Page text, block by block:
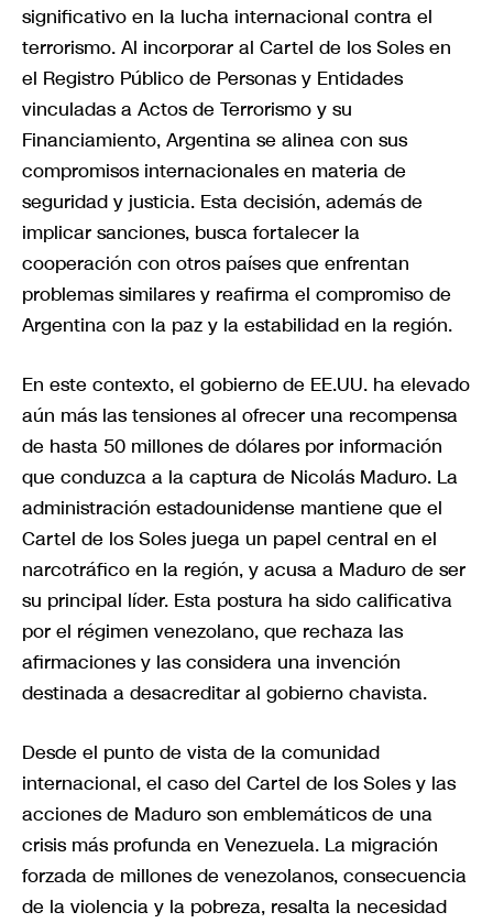
significativo en la lucha internacional contra el
terrorismo. Al incorporar al Cartel de los Soles en
el Registro Público de Personas y Entidades
vinculadas a Actos de Terrorismo y su
Financiamiento, Argentina se alinea con sus
compromisos internacionales en materia de
seguridad y justicia. Esta decisión, además de
implicar sanciones, busca fortalecer la
cooperación con otros países que enfrentan
problemas similares y reafirma el compromiso de
Argentina con la paz y la estabilidad en la región.
En este contexto, el gobierno de EE.UU. ha elevado
aún más las tensiones al ofrecer una recompensa
de hasta 50 millones de dólares por información
que conduzca a la captura de Nicolás Maduro. La
administración estadounidense mantiene que el
Cartel de los Soles juega un papel central en el
narcotráfico en la región, y acusa a Maduro de ser
su principal líder. Esta postura ha sido calificativa
por el régimen venezolano, que rechaza las
afirmaciones y las considera una invención
destinada a desacreditar al gobierno chavista.
Desde el punto de vista de la comunidad
internacional, el caso del Cartel de los Soles y las
acciones de Maduro son emblemáticos de una
crisis más profunda en Venezuela. La migración
forzada de millones de venezolanos, consecuencia
de la violencia y la pobreza, resalta la necesidad